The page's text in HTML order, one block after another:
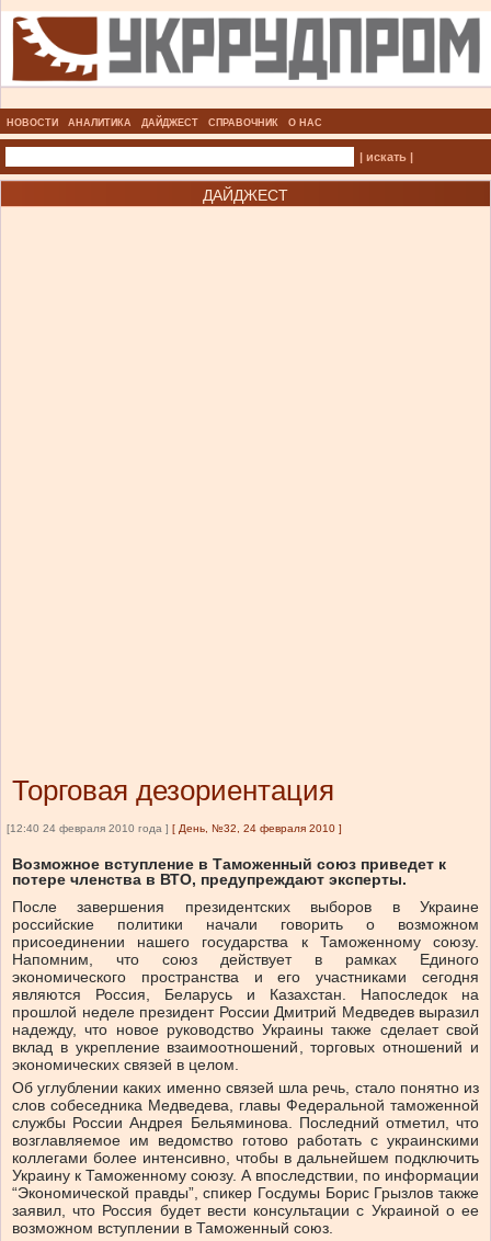
НОВОСТИ АНАЛИТИКА ДАЙДЖЕСТ СПРАВОЧНИК О НАС
| искать |
ДАЙДЖЕСТ
Торговая дезориентация
[12:40 24 февраля 2010 года ] [ День, №32, 24 февраля 2010 ]
Возможное вступление в Таможенный союз приведет к
потере членства в ВТО, предупреждают эксперты.
После завершения президентских выборов в Украине
российские политики начали говорить о возможном
присоединении нашего государства к Таможенному союзу.
Напомним, что союз действует в рамках Единого
экономического пространства и его участниками сегодня
являются Россия, Беларусь и Казахстан. Напоследок на
прошлой неделе президент России Дмитрий Медведев выразил
надежду, что новое руководство Украины также сделает свой
вклад в укрепление взаимоотношений, торговых отношений и
экономических связей в целом.
Об углублении каких именно связей шла речь, стало понятно из
слов собеседника Медведева, главы Федеральной таможенной
службы России Андрея Бельяминова. Последний отметил, что
возглавляемое им ведомство готово работать с украинскими
коллегами более интенсивно, чтобы в дальнейшем подключить
Украину к Таможенному союзу. А впоследствии, по информации
“Экономической правды”, спикер Госдумы Борис Грызлов также
заявил, что Россия будет вести консультации с Украиной о ее
возможном вступлении в Таможенный союз.